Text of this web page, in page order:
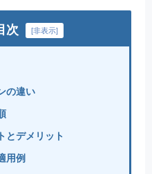
次 [非表示]
の違い
とデメリット
用例